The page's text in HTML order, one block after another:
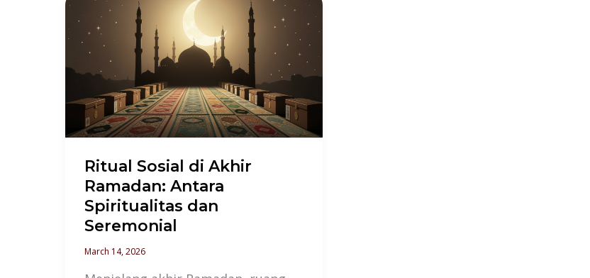
Ritual Sosial di Akhir
Ramadan: Antara
Spiritualitas dan
Seremonial
March 14, 2026
Sosial
Akhir
Ramadan:
Antara
Spiritualitas
Seremonial